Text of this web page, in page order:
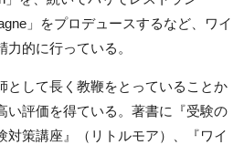
」をプロデュースするなど、ワイ
的に行っている。
として長く教鞭をとっていることか
い評価を得ている。著書に『受験の
対策講座』（リトルモア）、『ワイ